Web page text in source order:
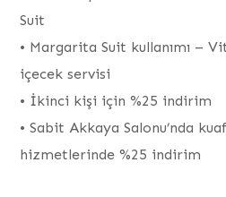
Suit
•⁠ Margarita Suit kullanımı –
içecek servisi
•⁠ İkinci kişi için %25 indirim
•⁠ Sabit Akkaya Salonu’nda
hizmetlerinde %25 indirim